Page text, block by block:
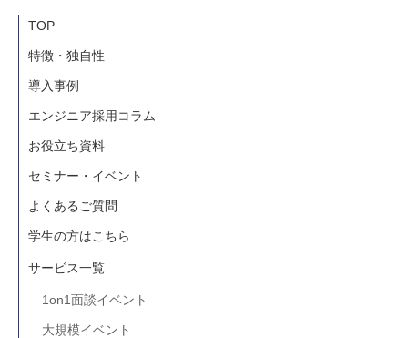
TOP
特徴・独自性
導入事例
エンジニア採用コラム
お役立ち資料
セミナー・イベント
よくあるご質問
学生の方はこちら
サービス一覧
1on1面談イベント
大規模イベント